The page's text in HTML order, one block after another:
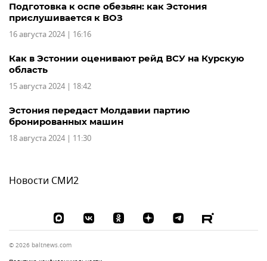
Подготовка к оспе обезьян: как Эстония
прислушивается к ВОЗ
16 августа 2024 | 16:16
Как в Эстонии оценивают рейд ВСУ на Курскую
область
15 августа 2024 | 18:42
Эстония передаст Молдавии партию
бронированных машин
18 августа 2024 | 11:30
Новости СМИ2
© 2026 baltnews.com